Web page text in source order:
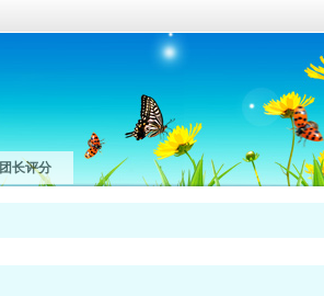
团长评分